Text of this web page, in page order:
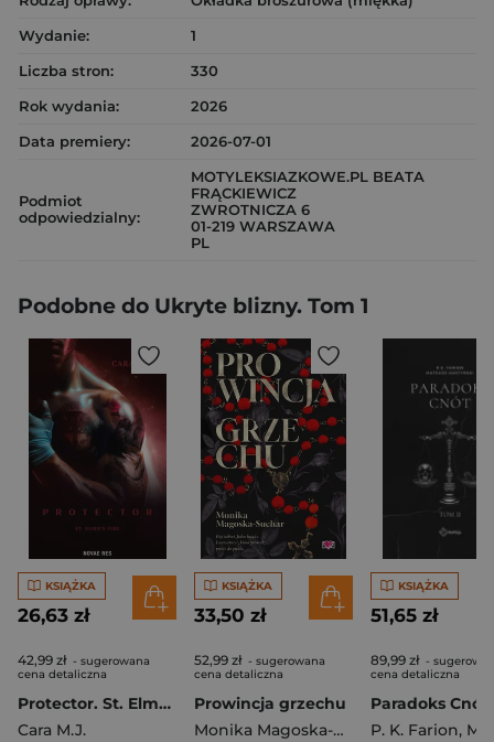
Wydanie:
1
Liczba stron:
330
Rok wydania:
2026
Data premiery:
2026-07-01
Podmiot
odpowiedzialny:
MOTYLEKSIAZKOWE.PL BEATA
FRĄCKIEWICZ
ZWROTNICZA 6
01-219 WARSZAWA
PL
Podobne do Ukryte blizny. Tom 1
KSIĄŻKA
26,63 zł
42,99 zł - sugerowana
cena detaliczna
Protector. St. Elmo's Fire
Cara M.J.
KSIĄŻKA
33,50 zł
52,99 zł - sugerowana
cena detaliczna
Prowincja grzechu
Monika Magoska-Suchar
KSIĄŻKA
51,65 zł
89,99 zł -
cena detaliczna
P. K. Farion, Mateusz